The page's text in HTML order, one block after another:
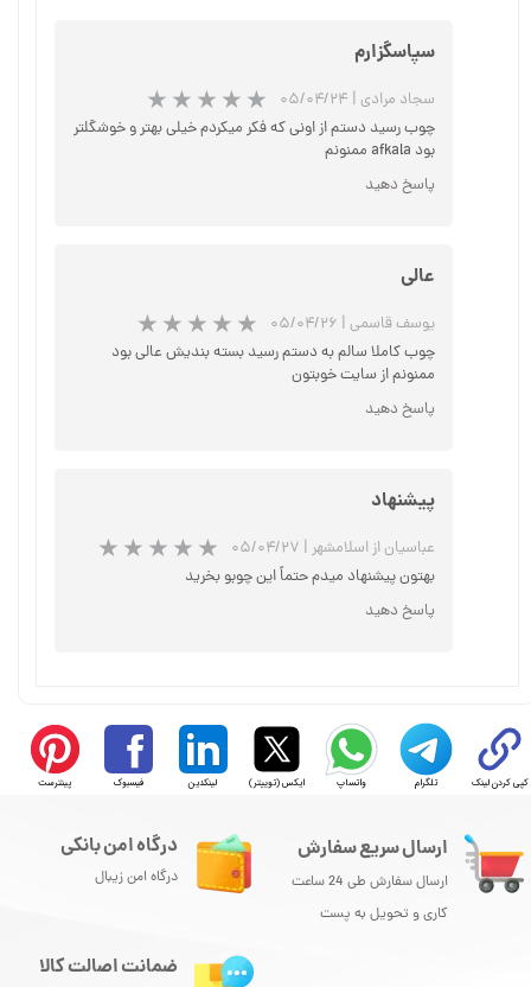
★
سپاسگزارم
سجاد مرادی | ۰۵/۰۴/۲۴
چوب رسید دستم از اونی که فکر میکردم خیلی بهتر و خوشگلتر
بود afkala ممنونم
پاسخ دهید
عالی
یوسف قاسمی | ۰۵/۰۴/۲۶
چوب کاملا سالم به دستم رسید بسته بندیش عالی بود
ممنونم از سایت خوبتون
پاسخ دهید
پیشنهاد
عباسیان از اسلامشهر | ۰۵/۰۴/۲۷
بهتون پیشنهاد میدم حتماً این چوبو بخرید
پاسخ دهید
کپی کردن لینک تلگرام واتساپ ایکس (توییتر) لینکدین فیسبوک پینترست
ارسال سریع سفارش
ارسال سفارش طی 24 ساعت
کاری و تحویل به پست
درگاه امن بانکی
درگاه امن زیبال
ضمانت اصالت کالا